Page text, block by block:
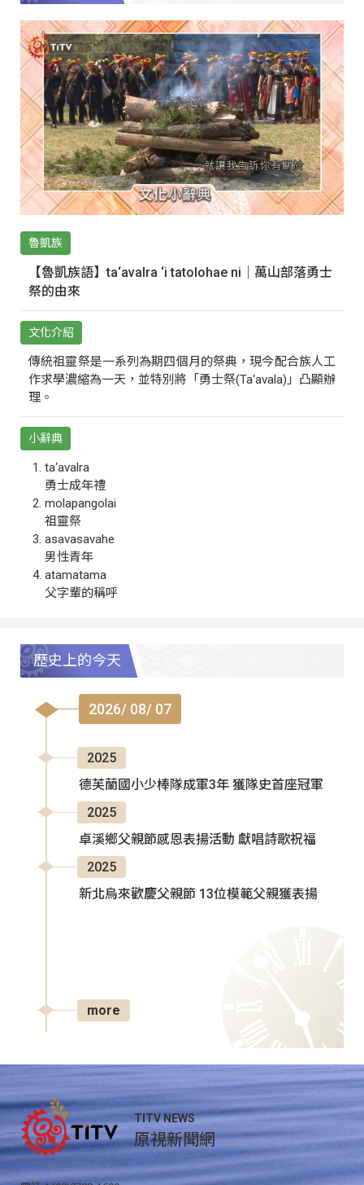
魯凱族
【魯凱族語】ta‘avalra ‘i tatolohae ni｜萬山部落勇士
祭的由來
文化介紹
傳統祖靈祭是一系列為期四個月的祭典，現今配合族人工
作求學濃縮為一天，並特別將「勇士祭(Ta‘avala)」凸顯辦
理。
小辭典
ta‘avalra
勇士成年禮
molapangolai
祖靈祭
asavasavahe
男性青年
atamatama
父字輩的稱呼
歷史上的今天
2026/ 08/ 07
2025
德芙蘭國小少棒隊成軍3年 獲隊史首座冠軍
2025
卓溪鄉父親節感恩表揚活動 獻唱詩歌祝福
2025
新北烏來歡慶父親節 13位模範父親獲表揚
more
TITV NEWS
原視新聞網